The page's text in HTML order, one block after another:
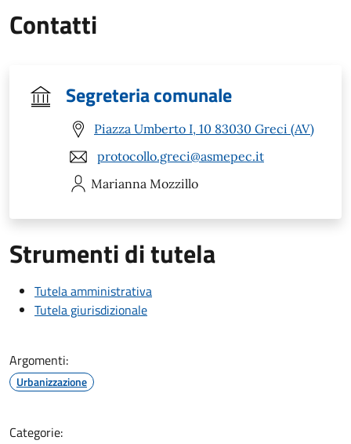
Contatti
Segreteria comunale
Piazza Umberto I, 10 83030 Greci (AV)
protocollo.greci@asmepec.it
Marianna Mozzillo
Strumenti di tutela
Tutela amministrativa
Tutela giurisdizionale
Argomenti:
Urbanizzazione
Categorie: